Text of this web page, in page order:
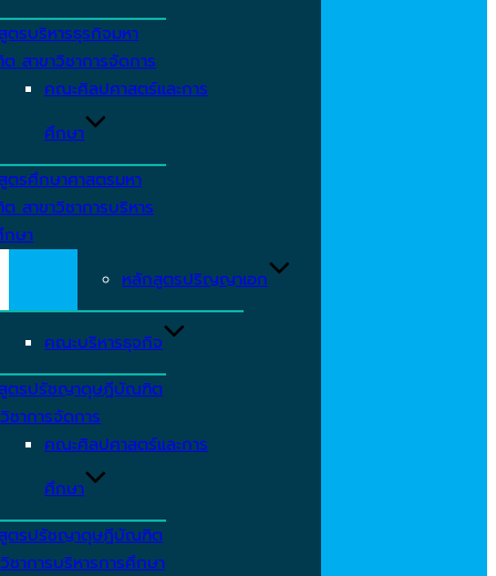
ตรบริหารธุรกิจมหา
สาขาวิชาการจัดการ
คณะศิลปศาสตร์และการ
ศึกษา
ตรศึกษาศาสตรมหา
สาขาวิชาการบริหาร
กษา
หลักสูตรปริญญาเอก
คณะบริหารธุจกิจ
ตรปรัชญาดุษฎีบัณฑิต
ชาการจัดการ
คณะศิลปศาสตร์และการ
ศึกษา
ตรปรัชญาดุษฎีบัณฑิต
ชาการบริหารการศึกษา